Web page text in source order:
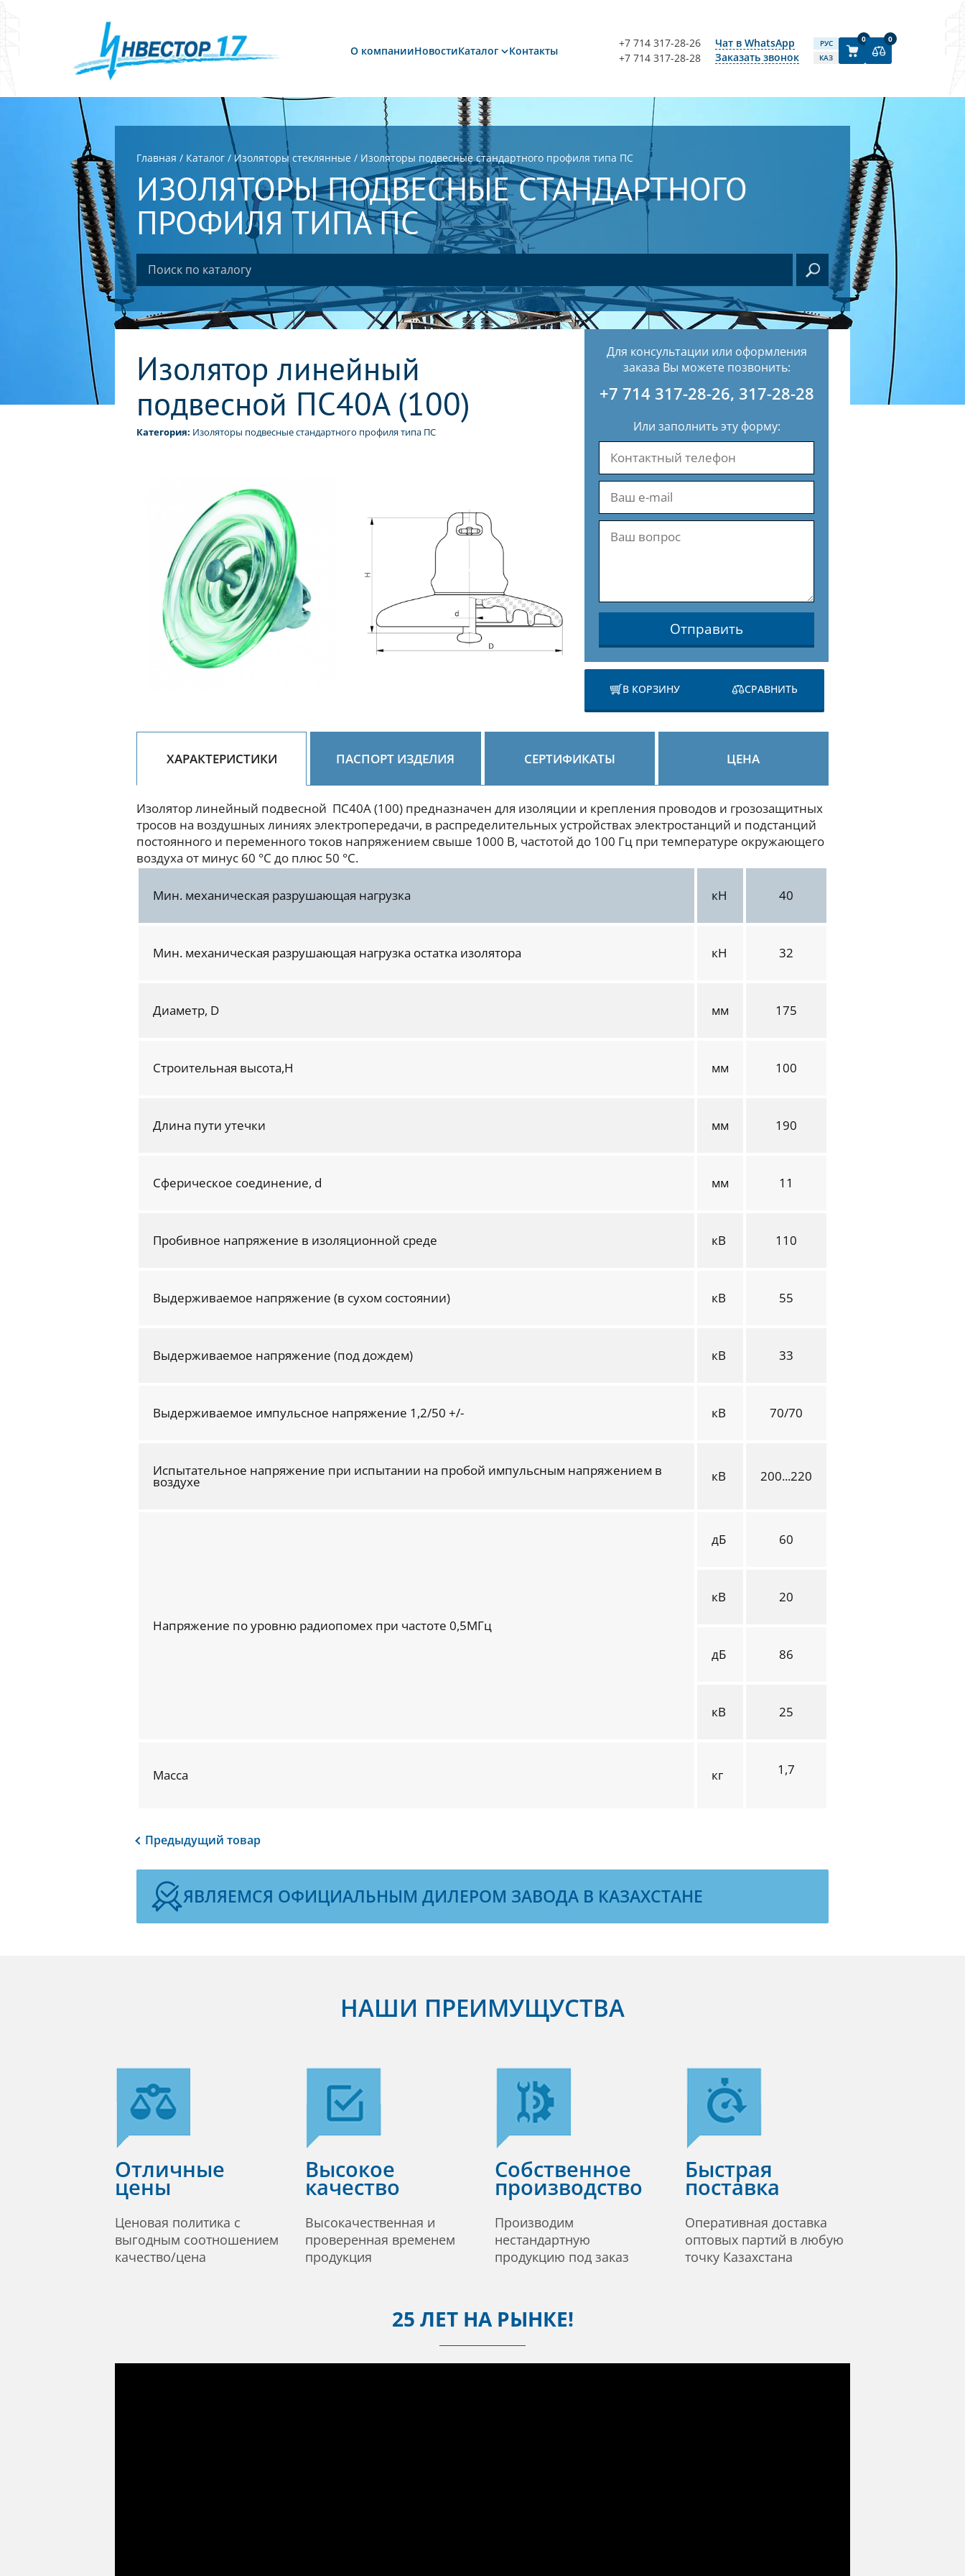
О компанииНовостиКаталог Контакты
+7 714 317-28-26
+7 714 317-28-28
Чат в WhatsApp
Заказать звонок
РУС
КАЗ
0 0
Главная / Каталог / Изоляторы стеклянные / Изоляторы подвесные стандартного профиля типа ПС
ИЗОЛЯТОРЫ ПОДВЕСНЫЕ СТАНДАРТНОГО
ПРОФИЛЯ ТИПА ПС
Изолятор линейный
подвесной ПС40А (100)
Категория: Изоляторы подвесные стандартного профиля типа ПС
Для консультации или оформления
заказа Вы можете позвонить:
+7 714 317-28-26, 317-28-28
Или заполнить эту форму:
Отправить
В КОРЗИНУ СРАВНИТЬ
ХАРАКТЕРИСТИКИ ПАСПОРТ ИЗДЕЛИЯ СЕРТИФИКАТЫ ЦЕНА
Изолятор линейный подвесной ПС40А (100) предназначен для изоляции и крепления проводов и грозозащитных
тросов на воздушных линиях электропередачи, в распределительных устройствах электростанций и подстанций
постоянного и переменного токов напряжением свыше 1000 В, частотой до 100 Гц при температуре окружающего
воздуха от минус 60 °С до плюс 50 °С.
Мин. механическая разрушающая нагрузка кН 40
Мин. механическая разрушающая нагрузка остатка изолятора кН 32
Диаметр, D мм 175
Строительная высота,H мм 100
Длина пути утечки мм 190
Сферическое соединение, d мм 11
Пробивное напряжение в изоляционной среде кВ 110
Выдерживаемое напряжение (в сухом состоянии) кВ 55
Выдерживаемое напряжение (под дождем) кВ 33
Выдерживаемое импульсное напряжение 1,2/50 +/- кВ 70/70
Испытательное напряжение при испытании на пробой импульсным напряжением в
воздухе кВ 200...220
Напряжение по уровню радиопомех при частоте 0,5МГц
дБ 60
кВ 20
дБ 86
кВ 25
Масса кг 1,7
Предыдущий товар
ЯВЛЯЕМСЯ ОФИЦИАЛЬНЫМ ДИЛЕРОМ ЗАВОДА В КАЗАХСТАНЕ
НАШИ ПРЕИМУЩУСТВА
Отличные
цены
Ценовая политика с
выгодным соотношением
качество/цена
Высокое
качество
Высокачественная и
проверенная временем
продукция
Собственное
производство
Производим
нестандартную
продукцию под заказ
Быстрая
поставка
Оперативная доставка
оптовых партий в любую
точку Казахстана
25 ЛЕТ НА РЫНКЕ!